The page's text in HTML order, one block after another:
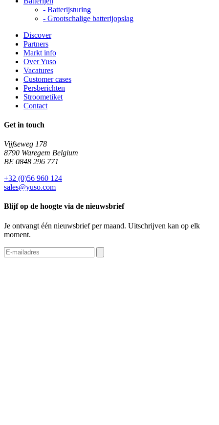
- Batterijsturing
- Grootschalige batterijopslag
Discover
Partners
Markt info
Over Yuso
Vacatures
Customer cases
Persberichten
Stroometiket
Contact
Get in touch
Vijfseweg 178
8790 Waregem Belgium
BE 0848 296 771
+32 (0)56 960 124
sales@yuso.com
Blijf op de hoogte via de nieuwsbrief
Je ontvangt één nieuwsbrief per maand. Uitschrijven kan op elk
moment.